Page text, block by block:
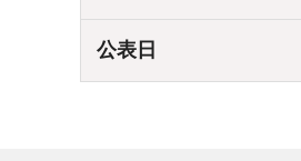
公表日